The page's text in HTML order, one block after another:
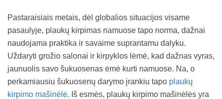
Pastaraisiais metais, dėl globalios situacijos visame
pasaulyje, plaukų kirpimas namuose tapo norma, dažnai
naudojama praktika ir savaime suprantamu dalyku.
Uždaryti grožio salonai ir kirpyklos lėmė, kad dažnas vyras,
jaunuolis savo šukuosenas ėmė kurti namuose. Na, o
perkamiausiu šukuosenų darymo įrankiu tapo plaukų
kirpimo mašinėlė. Iš esmės, plaukų kirpimo mašinėlės yra